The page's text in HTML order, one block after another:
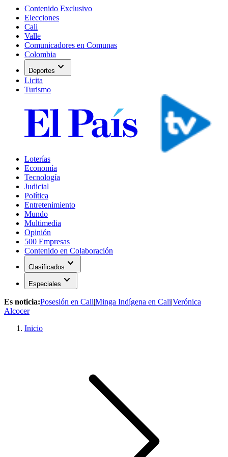
Contenido Exclusivo
Elecciones
Cali
Valle
Comunicadores en Comunas
Colombia
Deportes expand_more
Licita
Turismo
Loterías
Economía
Tecnología
Judicial
Política
Entretenimiento
Mundo
Multimedia
Opinión
500 Empresas
Contenido en Colaboración
Clasificados expand_more
Especiales expand_more
Es noticia:Posesión en Cali|Minga Indígena en Cali|Verónica
Alcocer
Inicio